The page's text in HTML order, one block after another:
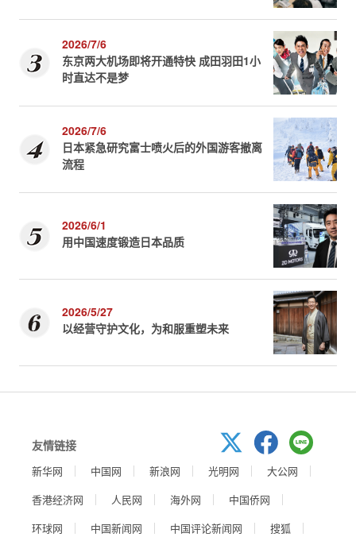
2026/7/6
东京两大机场即将开通特快 成田羽田1小
时直达不是梦
2026/7/6
日本紧急研究富士喷火后的外国游客撤离
流程
2026/6/1
用中国速度锻造日本品质
2026/5/27
以经营守护文化，为和服重塑未来
友情链接
新华网 中国网 新浪网 光明网
大公网
香港经济网
人民网 海外网
中国侨网
环球网
中国新闻网 中国评论新闻网
搜狐